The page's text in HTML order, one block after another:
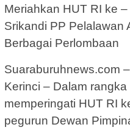
Meriahkan HUT RI ke
Srikandi PP Pelalawan
Berbagai Perlombaan
Suaraburuhnews.com
Kerinci – Dalam rangka
memperingati HUT RI
pegurun Dewan